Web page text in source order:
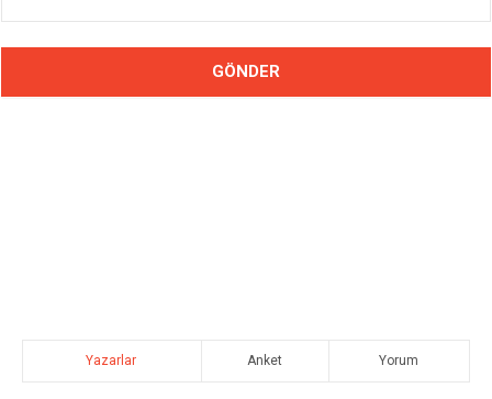
Yazarlar Anket Yorum